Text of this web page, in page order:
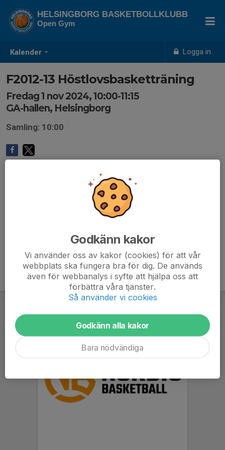
Kalender Logga in
HELSINGBORG BASKETBOLLKLUBB
Open Gym
F2012-13 Höstlovsbasketträning
Fredag 1 nov 2024, 10:00-11:15
GA-hallen, Helsingborg
Samling: 10:00
Godkänn kakor
Vi använder oss av kakor (cookies) för att vår
webbplats ska fungera bra för dig. De används
även för webbanalys i syfte att hjälpa oss att
förbättra våra tjänster.
Så använder vi cookies
Godkänn alla kakor
Bara nödvändiga